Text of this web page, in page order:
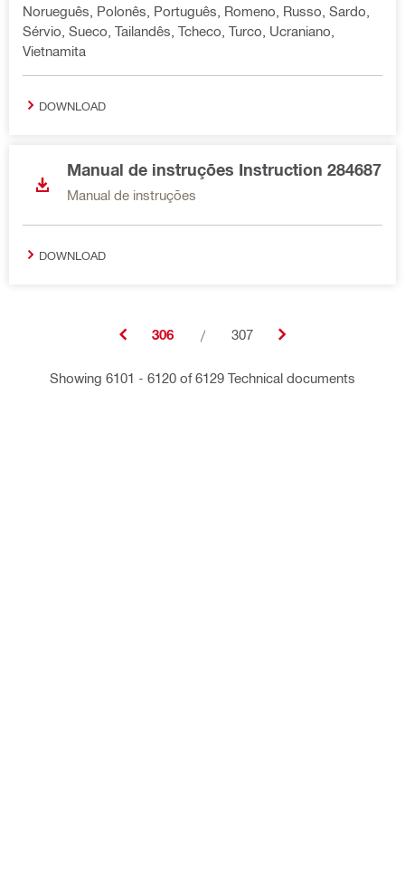
Norueguês, Polonês, Português, Romeno, Russo, Sardo,
Sérvio, Sueco, Tailandês, Tcheco, Turco, Ucraniano,
Vietnamita
DOWNLOAD
Manual de instruções Instruction 284687
Manual de instruções
DOWNLOAD
306 / 307
Showing 6101 - 6120 of 6129 Technical documents